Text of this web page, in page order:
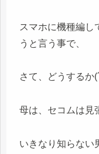
スマホに機種編し
うと言う事で、
さて、どうするか
母は、セコムは見
いきなり知らない